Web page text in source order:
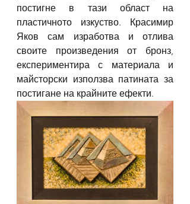
постигне в тази област на
пластичното изкуство. Красимир
Яков сам изработва и отлива
своите произведения от бронз,
експериментира с материала и
майсторски използва патината за
постигане на крайните ефекти.